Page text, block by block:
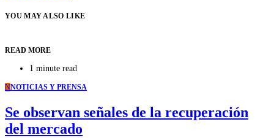
YOU MAY ALSO LIKE
READ MORE
1 minute read
NNOTICIAS Y PRENSA
Se observan señales de la recuperación
del mercado